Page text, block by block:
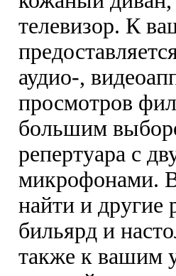
телевизор. К
аудио-,
просмотров
большим
репертуара с
микрофонами.
найти и другие
бильярд и
также к вашим